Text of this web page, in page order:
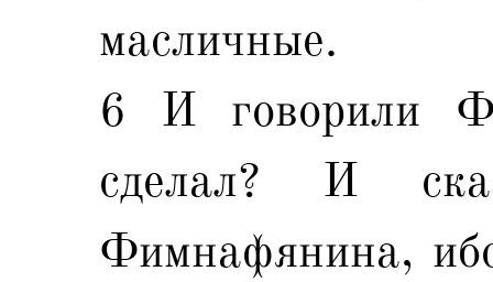
масличные.
6 И говорили
сделал? И
Фимнафянина,